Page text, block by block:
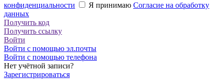
конфиденциальности
Я принимаю Согласие на обработку
данных
Получить код
Получить ссылку
Войти
Войти с помощью эл.почты
Войти с помощью телефона
Нет учётной записи?
Зарегистрироваться